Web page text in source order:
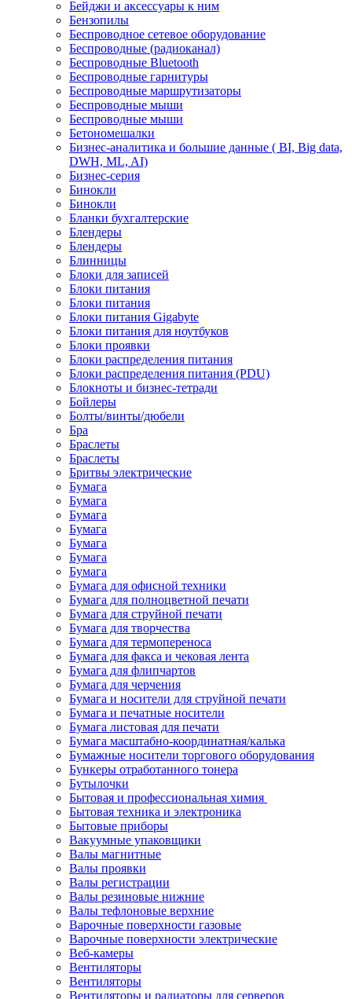
Бейджи и аксесcуары к ним
Бензопилы
Беспроводное сетевое оборудование
Беспроводные (радиоканал)
Беспроводные Bluetooth
Беспроводные гарнитуры
Беспроводные маршрутизаторы
Беспроводные мыши
Беспроводные мыши
Бетономешалки
Бизнес-аналитика и большие данные ( BI, Big data,
DWH, ML, AI)
Бизнес-серия
Бинокли
Бинокли
Бланки бухгалтерские
Блендеры
Блендеры
Блинницы
Блоки для записей
Блоки питания
Блоки питания
Блоки питания Gigabyte
Блоки питания для ноутбуков
Блоки проявки
Блоки распределения питания
Блоки распределения питания (PDU)
Блокноты и бизнес-тетради
Бойлеры
Болты/винты/дюбели
Бра
Браслеты
Браслеты
Бритвы электрические
Бумага
Бумага
Бумага
Бумага
Бумага
Бумага
Бумага
Бумага для офисной техники
Бумага для полноцветной печати
Бумага для струйной печати
Бумага для творчества
Бумага для термопереноса
Бумага для факса и чековая лента
Бумага для флипчартов
Бумага для черчения
Бумага и носители для струйной печати
Бумага и печатные носители
Бумага листовая для печати
Бумага масштабно-координатная/калька
Бумажные носители торгового оборудования
Бункеры отработанного тонера
Бутылочки
Бытовая и профессиональная химия
Бытовая техника и электроника
Бытовые приборы
Вакуумные упаковщики
Валы магнитные
Валы проявки
Валы регистрации
Валы резиновые нижние
Валы тефлоновые верхние
Варочные поверхности газовые
Варочные поверхности электрические
Веб-камеры
Вентиляторы
Вентиляторы
Вентиляторы и радиаторы для серверов